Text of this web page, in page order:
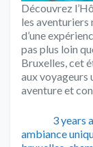
Découvrez
les aventuriers
d’une
pas plus loin
Bruxelles, cet
aux voyageurs
aventure et
Publié3 years
ambiance